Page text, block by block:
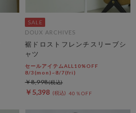
DOUX ARCHIVES
裾ドロストフレンチスリーブシ
ャツ
セールアイテムALL10%OFF
8/3(mon)~8/7(fri)
￥5,398 40％OFF
￥8,998